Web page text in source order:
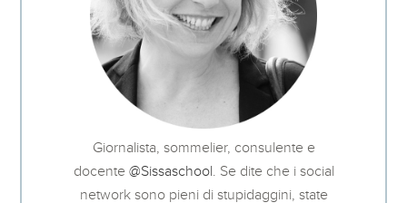
Giornalista, sommelier, consulente e
docente @Sissaschool. Se dite che i social
network sono pieni di stupidaggini, state